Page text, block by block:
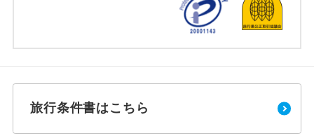
旅行条件書はこちら